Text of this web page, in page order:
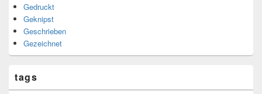
Gedruckt
Geknipst
Geschrieben
Gezeichnet
tags